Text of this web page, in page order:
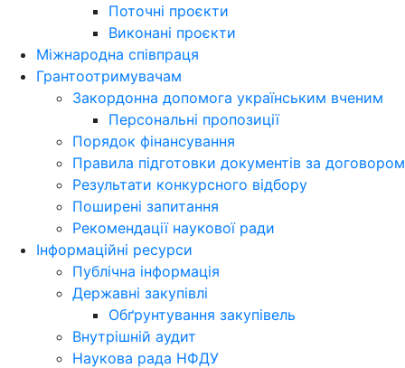
Поточні проєкти
Виконані проєкти
Міжнародна співпраця
Грантоотримувачам
Закордонна допомога українським вченим
Персональні пропозиції
Порядок фінансування
Правила підготовки документів за договором
Результати конкурсного відбору
Поширені запитання
Рекомендації наукової ради
Інформаційні ресурси
Публічна інформація
Державні закупівлі
Обґрунтування закупівель
Внутрішній аудит
Наукова рада НФДУ